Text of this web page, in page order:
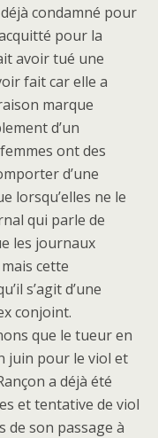
condamné pour
pour la
avoir tué une
fait car elle a
marque
d’un
ont des
d’une
lorsqu’elles ne le
qui parle de
les journaux
cette
s’agit d’une
conjoint.
que le tueur en
juin pour le viol et
a déjà été
et tentative de viol
de son passage à